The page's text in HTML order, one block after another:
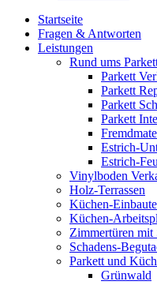
oben
scrollen
Startseite
Fragen & Antworten
Leistungen
Rund ums
Parkett
Parkett
Parkett
Parkett
Estrich-
Estrich-
Vinylboden
Holz-Terrassen
Küchen-
Küchen-
Zimmertüren mit
Schadens-
Parkett und
Grünwald